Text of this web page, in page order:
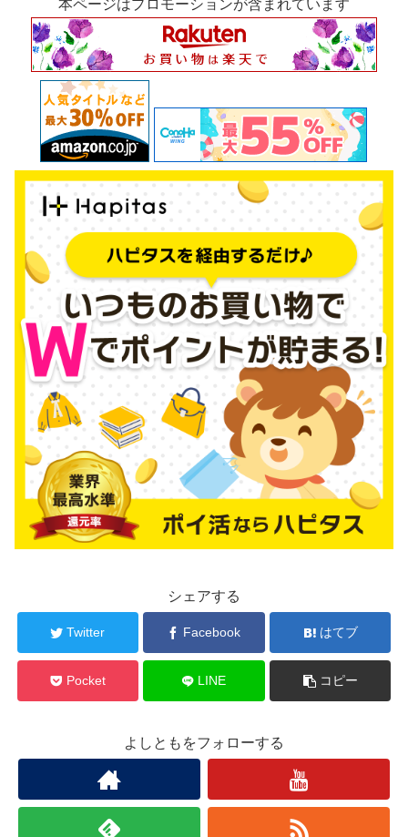
本ページはプロモーションが含まれています
シェアする
Twitter Facebook はてブ
Pocket LINE コピー
よしともをフォローする